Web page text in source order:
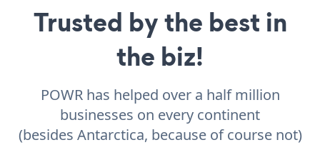
Trusted by the best in
the biz!
POWR has helped over a half million
businesses on every continent
(besides Antarctica, because of course not)